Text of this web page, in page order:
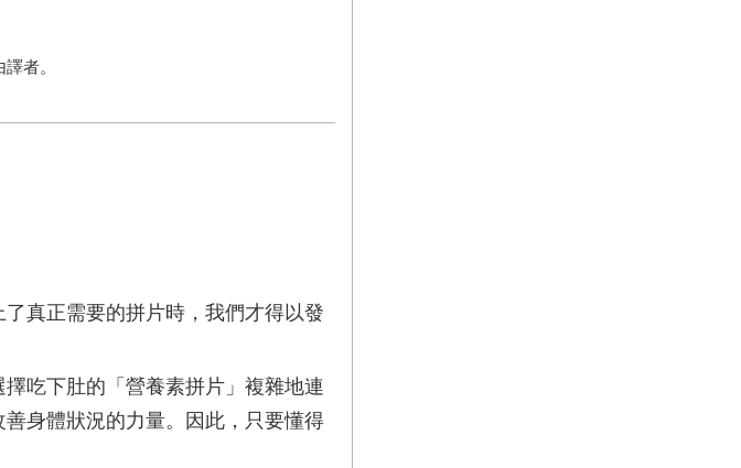
者。
真正需要的拼片時，我們才得以發
吃下肚的「營養素拼片」複雜地連
身體狀況的力量。因此，只要懂得